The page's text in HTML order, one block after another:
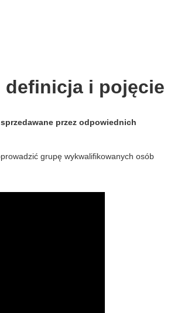
i pojęcie
przez odpowiednich
grupę wykwalifikowanych osób